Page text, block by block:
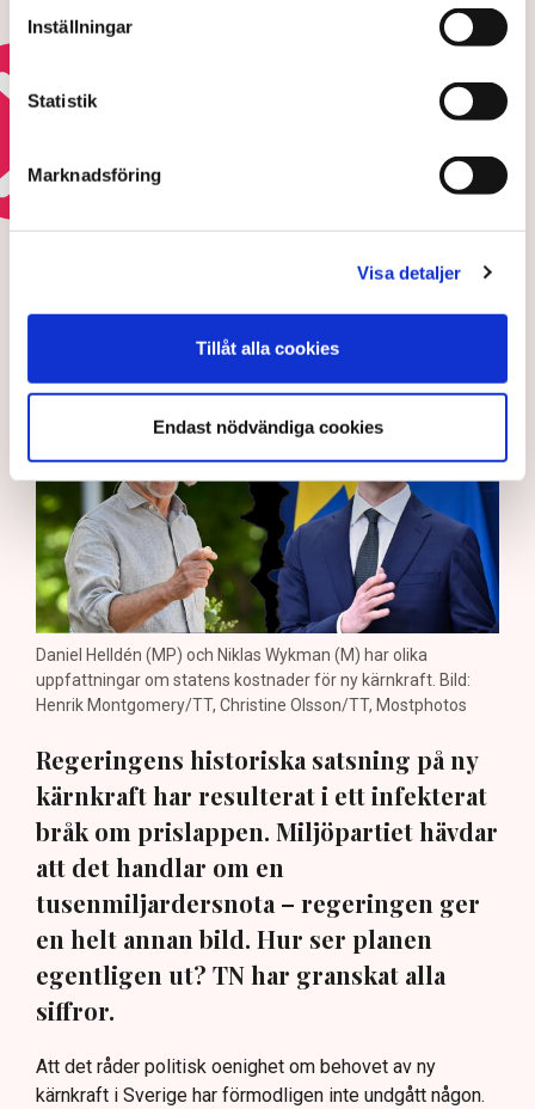
Inställningar
Statistik
Marknadsföring
Visa detaljer
Tillåt alla cookies
Endast nödvändiga cookies
TN granskar: Så mycket
kommer kärnkraften att kosta
– egentligen
Daniel Helldén (MP) och Niklas Wykman (M) har olika
uppfattningar om statens kostnader för ny kärnkraft. Bild:
Henrik Montgomery/TT, Christine Olsson/TT, Mostphotos
Regeringens historiska satsning på ny
kärnkraft har resulterat i ett infekterat
bråk om prislappen. Miljöpartiet hävdar
att det handlar om en
tusenmiljardersnota – regeringen ger
en helt annan bild. Hur ser planen
egentligen ut? TN har granskat alla
siffror.
Att det råder politisk oenighet om behovet av ny
kärnkraft i Sverige har förmodligen inte undgått någon.